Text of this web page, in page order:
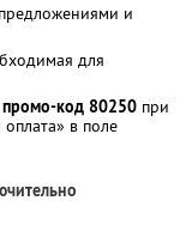
и
для
промо-код 80250 при
в поле